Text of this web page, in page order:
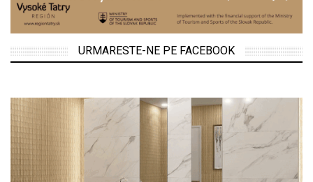
URMARESTE-NE PE FACEBOOK